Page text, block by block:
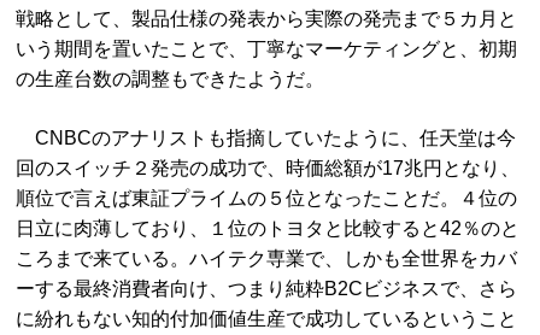
戦略として、製品仕様の発表から実際の発売まで５カ月と
いう期間を置いたことで、丁寧なマーケティングと、初期
の生産台数の調整もできたようだ。
CNBCのアナリストも指摘していたように、任天堂は今
回のスイッチ２発売の成功で、時価総額が17兆円となり、
順位で言えば東証プライムの５位となったことだ。４位の
日立に肉薄しており、１位のトヨタと比較すると42％のと
ころまで来ている。ハイテク専業で、しかも全世界をカバ
ーする最終消費者向け、つまり純粋B2Cビジネスで、さら
に紛れもない知的付加価値生産で成功しているということ